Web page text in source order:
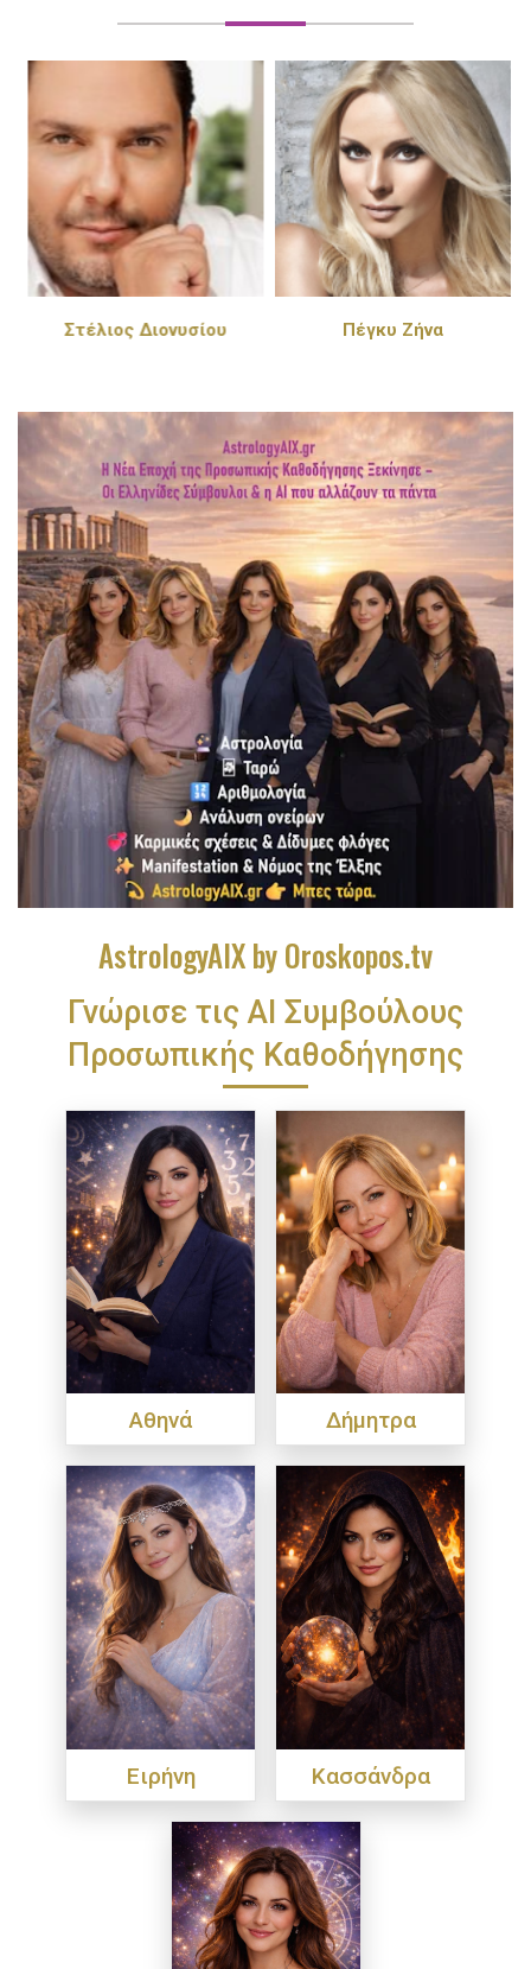
Στέλιος Διονυσίου Πέγκυ Ζήνα
AstrologyAIX by Oroskopos.tv
Γνώρισε τις ΑΙ Συμβούλους
Προσωπικής Καθοδήγησης
Αθηνά Δήμητρα
Ειρήνη Κασσάνδρα